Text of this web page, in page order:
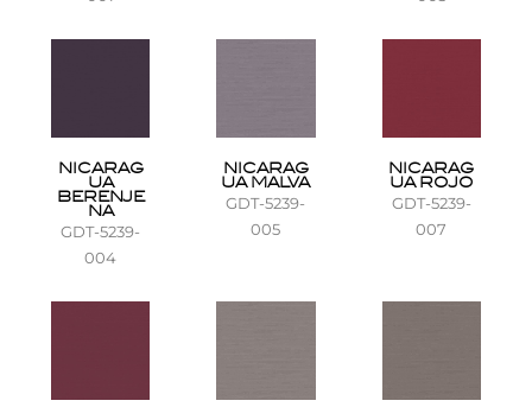
NICARAG
UA
BERENJE
NA
GDT-5239-
004
NICARAG
UA MALVA
GDT-5239-
005
NICARAG
UA ROJO
GDT-5239-
007